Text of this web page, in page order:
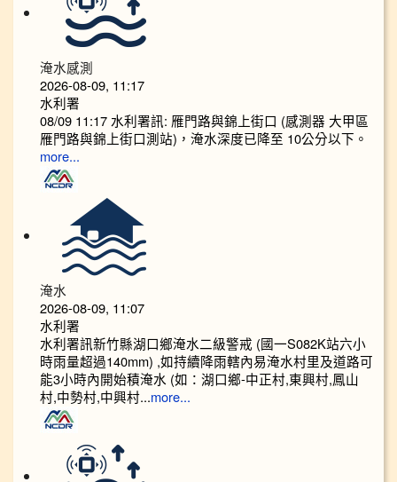
淹水感測
2026-08-09, 11:17
水利署
08/09 11:17 水利署訊: 雁門路與錦上街口 (感測器 大甲區
雁門路與錦上街口測站)，淹水深度已降至 10公分以下。​​
more...
淹水
2026-08-09, 11:07
水利署
水利署訊新竹縣湖口鄉淹水二級警戒 (國一S082K站六小
時雨量超過140mm) ,如持續降雨轄內易淹水村里及道路可
能3小時內開始積淹水 (如：湖口鄉-中正村,東興村,鳳山
村,中勢村,中興村...more...